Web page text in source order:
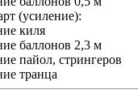
(усиление):
киля
баллонов 2,3 м
пайол, стрингеров
транца